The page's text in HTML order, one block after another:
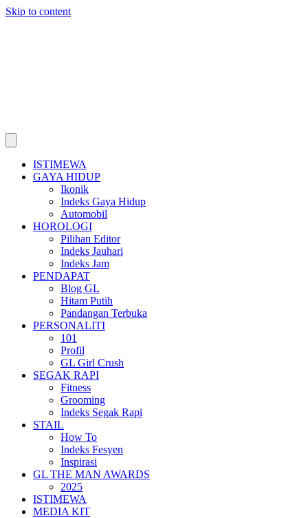
Skip to content
ISTIMEWA
GAYA HIDUP
Ikonik
Indeks Gaya Hidup
Automobil
HOROLOGI
Pilihan Editor
Indeks Jauhari
Indeks Jam
PENDAPAT
Blog GL
Hitam Putih
Pandangan Terbuka
PERSONALITI
101
Profil
GL Girl Crush
SEGAK RAPI
Fitness
Grooming
Indeks Segak Rapi
STAIL
How To
Indeks Fesyen
Inspirasi
GL THE MAN AWARDS
2025
ISTIMEWA
MEDIA KIT